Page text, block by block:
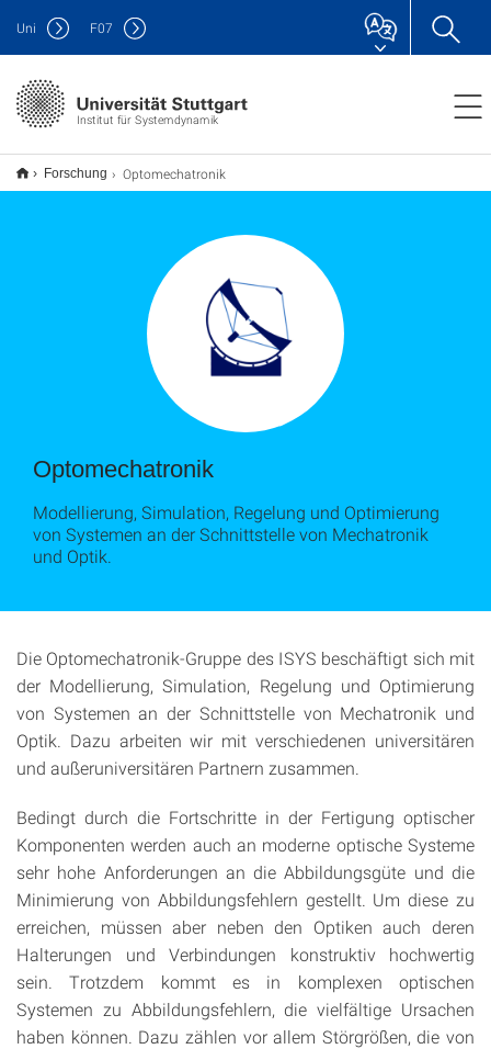
Institut für Systemdynamik
Uni F07
Forschung Optomechatronik
Optomechatronik
Modellierung, Simulation, Regelung und Optimierung
von Systemen an der Schnittstelle von Mechatronik
und Optik.
Die Optomechatronik-Gruppe des ISYS beschäftigt sich mit
der Modellierung, Simulation, Regelung und Optimierung
von Systemen an der Schnittstelle von Mechatronik und
Optik. Dazu arbeiten wir mit verschiedenen universitären
und außeruniversitären Partnern zusammen.
Bedingt durch die Fortschritte in der Fertigung optischer
Komponenten werden auch an moderne optische Systeme
sehr hohe Anforderungen an die Abbildungsgüte und die
Minimierung von Abbildungsfehlern gestellt. Um diese zu
erreichen, müssen aber neben den Optiken auch deren
Halterungen und Verbindungen konstruktiv hochwertig
sein. Trotzdem kommt es in komplexen optischen
Systemen zu Abbildungsfehlern, die vielfältige Ursachen
haben können. Dazu zählen vor allem Störgrößen, die von